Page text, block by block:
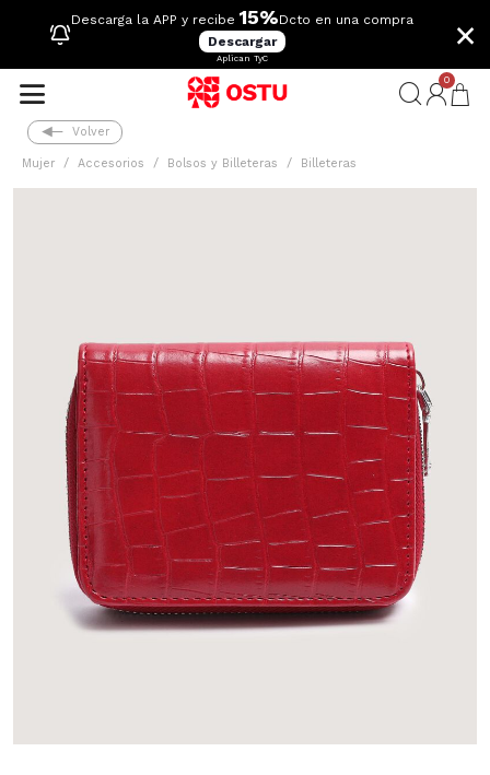
Descarga la APP y recibe 15%Dcto en una compra
Descargar
Aplican TyC
×
0
Volver
Mujer Accesorios Bolsos y Billeteras Billeteras